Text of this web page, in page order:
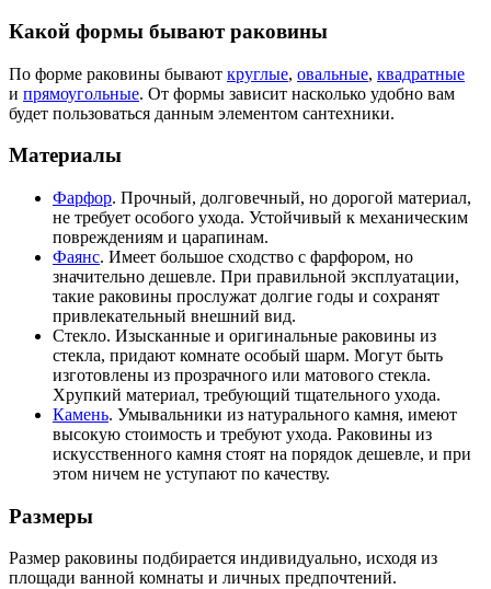
Какой формы бывают раковины
По форме раковины бывают круглые, овальные, квадратные
и прямоугольные. От формы зависит насколько удобно вам
будет пользоваться данным элементом сантехники.
Материалы
Фарфор. Прочный, долговечный, но дорогой материал,
не требует особого ухода. Устойчивый к механическим
повреждениям и царапинам.
Фаянс. Имеет большое сходство с фарфором, но
значительно дешевле. При правильной эксплуатации,
такие раковины прослужат долгие годы и сохранят
привлекательный внешний вид.
Стекло. Изысканные и оригинальные раковины из
стекла, придают комнате особый шарм. Могут быть
изготовлены из прозрачного или матового стекла.
Хрупкий материал, требующий тщательного ухода.
Камень. Умывальники из натурального камня, имеют
высокую стоимость и требуют ухода. Раковины из
искусственного камня стоят на порядок дешевле, и при
этом ничем не уступают по качеству.
Размеры
Размер раковины подбирается индивидуально, исходя из
площади ванной комнаты и личных предпочтений.